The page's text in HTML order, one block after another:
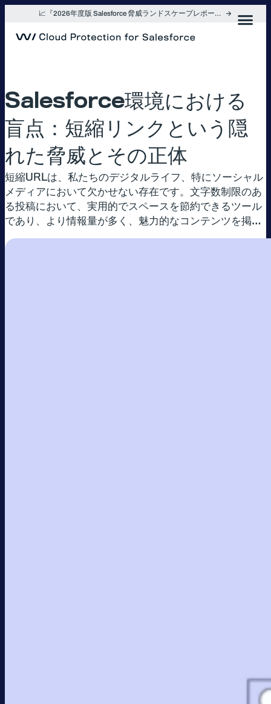
プ
📈『2026年度版 Salesforce 脅威ランドスケープレポート』を入手
Salesforce環境における
盲点：短縮リンクという隠
れた脅威とその正体
短縮URLは、私たちのデジタルライフ、特にソーシャル
メディアにおいて欠かせない存在です。文字数制限のあ
る投稿において、実用的でスペースを節約できるツール
であり、より情報量が多く、魅力的なコンテンツを掲…